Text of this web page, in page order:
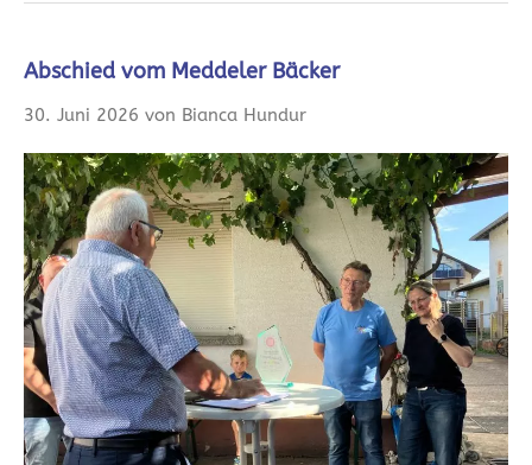
Abschied vom Meddeler Bäcker
30. Juni 2026 von Bianca Hundur